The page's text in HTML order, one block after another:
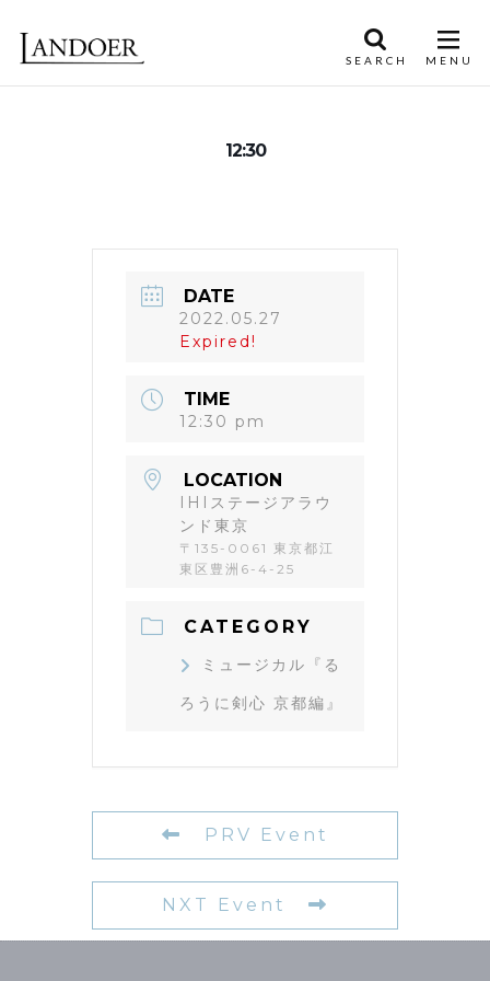
12:30
DATE
2022.05.27
Expired!
TIME
12:30 pm
LOCATION
IHIステージアラウ
ンド東京
〒135-0061 東京都江
東区豊洲6-4-25
CATEGORY
ミュージカル『る
ろうに剣心 京都編』
PRV Event
NXT Event